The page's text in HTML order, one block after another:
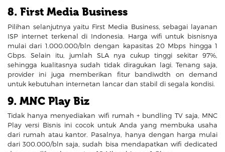
8. First Media Business
Pilihan selanjutnya yaitu First Media Business, sebagai layanan
ISP internet terkenal di Indonesia. Harga wifi untuk bisnisnya
mulai dari 1.000.000/bln dengan kapasitas 20 Mbps hingga 1
Gbps. Selain itu, jumlah SLA nya cukup tinggi sekitar 97%,
sehingga kualitasnya sudah tidak diragukan lagi. Tenang saja,
provider ini juga memberikan fitur bandiwdth on demand
untuk kebutuhan internetan lancar dan stabil di segala kondisi.
9. MNC Play Biz
Tidak hanya menyediakan wifi rumah + bundling TV saja, MNC
Play versi Bisnis ini cocok untuk Anda yang membuka usaha
dari rumah atau kantor. Pasalnya, hanya dengan harga mulai
dari 300.000/bln saja, sudah bisa mendapatkan wifi dedicated